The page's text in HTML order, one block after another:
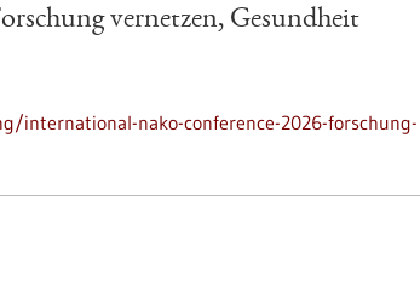
vernetzen, Gesundheit
nako-conference-2026-forschung-